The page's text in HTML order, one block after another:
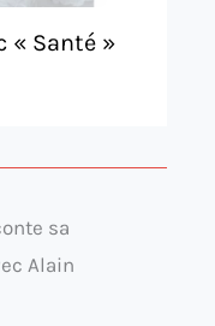
« Santé »
sa
Alain